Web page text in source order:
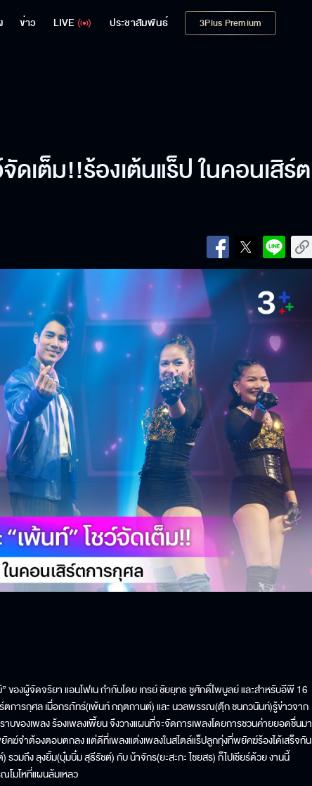
ข่าว LIVE ประชาสัมพันธ์ 3Plus Premium
ดเต็ม!!ร้องเต้นแร็ป ในคอนเสิร์ต
องผู้จัดจริยา แอนโฟเน กำกับโดย เกรย์ ชัยยุทธ ชูศักดิ์ไพบูลย์ และสำหรับอีพี 16
การกุศล เมื่อกรภัทร์(เพ้นท์ กฤตกานต์) และ นวลพรรณ(ตุ๊ก ชนกวนันท์)รู้ข่าวจาก
ของเพลง ร้องเพลงเพี้ยน จึงวางแผนที่จะจัดการเพลงโดยการชวนค่ายยอดชื่นมา
ฆ์จำต้องตอบตกลง แต่ดีที่เพลงแต่งเพลงในสไตล์แร็ปลูกทุ่งที่พยัคฆ์ร้องได้เสร็จทัน
วมถึง ลุงยิ้ม(บุ๋มบิ๋ม สุธีรัชต์) กับ น้าจักร(ยะสะกะ ไชยสร) ก็ไปเชียร์ด้วย งานนี้
โมโหที่แผนล้มเหลว